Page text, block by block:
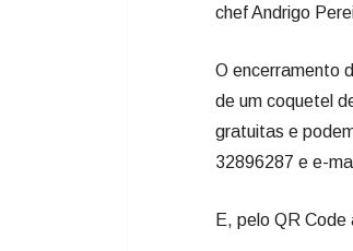
chef Andrigo
O encerramento
de um coquetel
gratuitas e
32896287 e e-
E, pelo QR Code